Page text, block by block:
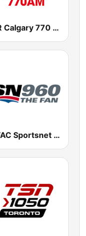
QR Calgary 770 AM
CFAC Sportsnet 960 The Fan